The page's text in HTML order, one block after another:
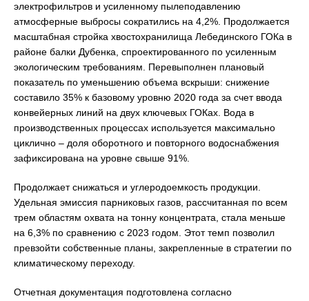
электрофильтров и усиленному пылеподавлению
атмосферные выбросы сократились на 4,2%. Продолжается
масштабная стройка хвостохранилища Лебединского ГОКа в
районе балки Дубенка, спроектированного по усиленным
экологическим требованиям. Перевыполнен плановый
показатель по уменьшению объема вскрыши: снижение
составило 35% к базовому уровню 2020 года за счет ввода
конвейерных линий на двух ключевых ГОКах. Вода в
производственных процессах используется максимально
циклично – доля оборотного и повторного водоснабжения
зафиксирована на уровне свыше 91%.
Продолжает снижаться и углеродоемкость продукции.
Удельная эмиссия парниковых газов, рассчитанная по всем
трем областям охвата на тонну концентрата, стала меньше
на 6,3% по сравнению с 2023 годом. Этот темп позволил
превзойти собственные планы, закрепленные в стратегии по
климатическому переходу.
Отчетная документация подготовлена согласно